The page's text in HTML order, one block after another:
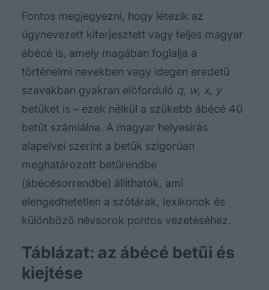
Fontos megjegyezni, hogy létezik az
úgynevezett kiterjesztett vagy teljes magyar
ábécé is, amely magában foglalja a
történelmi nevekben vagy idegen eredetű
szavakban gyakran előforduló q, w, x, y
betűket is – ezek nélkül a szűkebb ábécé 40
betűt számlálna. A magyar helyesírás
alapelvei szerint a betűk szigorúan
meghatározott betűrendbe
(ábécésorrendbe) állíthatók, ami
elengedhetetlen a szótárak, lexikonok és
különböző névsorok pontos vezetéséhez.
Táblázat: az ábécé betűi és
kiejtése